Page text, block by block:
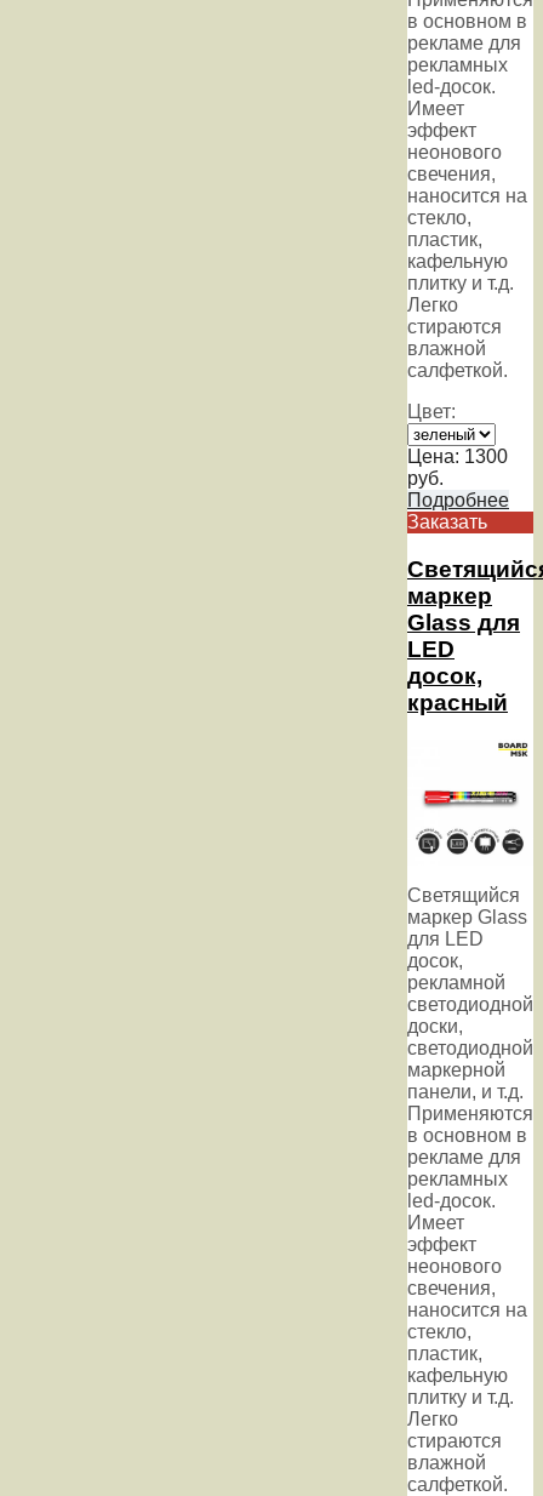
в основном в
рекламе для
рекламных
led-досок.
Имеет
эффект
неонового
свечения,
наносится на
стекло,
пластик,
кафельную
плитку и т.д.
Легко
стираются
влажной
салфеткой.
Цвет:
Цена: 1300
руб.
Подробнее
Заказать
маркер
Glass для
LED
досок,
красный
Светящийся
маркер Glass
для LED
досок,
рекламной
светодиодной
доски,
светодиодной
маркерной
панели, и т.д.
Применяются
в основном в
рекламе для
рекламных
led-досок.
Имеет
эффект
неонового
свечения,
наносится на
стекло,
пластик,
кафельную
плитку и т.д.
Легко
стираются
влажной
салфеткой.